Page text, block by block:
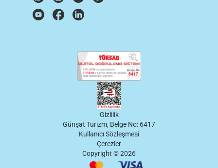
Gizlilik
Günşat Turizm, Belge No: 6417
Kullanıcı Sözleşmesi
Çerezler
Copyright ©2026